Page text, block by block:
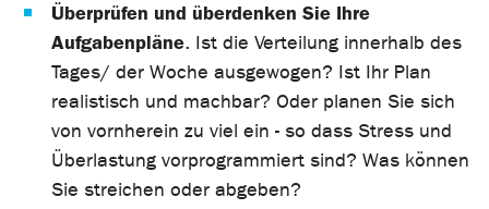
Überprüfen und überdenken Sie Ihre
Aufgabenpläne. Ist die Verteilung innerhalb des
Tages/ der Woche ausgewogen? Ist Ihr Plan
realistisch und machbar? Oder planen Sie sich
von vornherein zu viel ein - so dass Stress und
Überlastung vorprogrammiert sind? Was können
Sie streichen oder abgeben?